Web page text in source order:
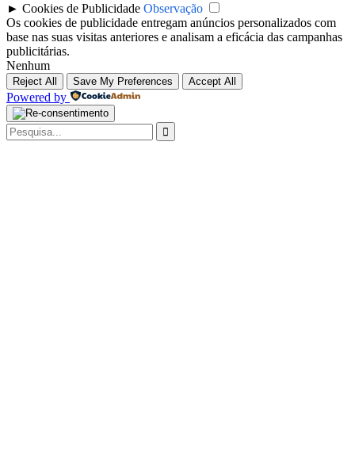
► Cookies de Publicidade Observação
Os cookies de publicidade entregam anúncios personalizados com
base nas suas visitas anteriores e analisam a eficácia das campanhas
publicitárias.
Nenhum
Reject All Save My Preferences Accept All
Powered by